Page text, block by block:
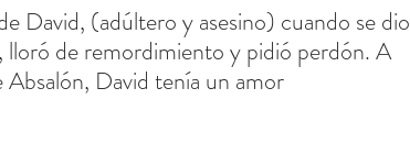
David, (adúltero y asesino) cuando se dio
lloró de remordimiento y pidió perdón. A
Absalón, David tenía un amor